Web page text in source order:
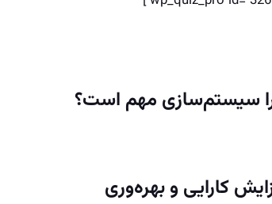
سیستم‌سازی مهم است؟
کارایی و بهره‌وری